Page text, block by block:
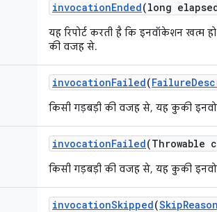
invocationEnded(long
यह रिपोर्ट करती है कि इनवॉकेशन खत्म
की वजह से.
invocationFailed(Failure
किसी गड़बड़ी की वजह से, यह कुकी
invocationFailed(Throwable
किसी गड़बड़ी की वजह से, यह कुकी
invocationSkipped(SkipReason